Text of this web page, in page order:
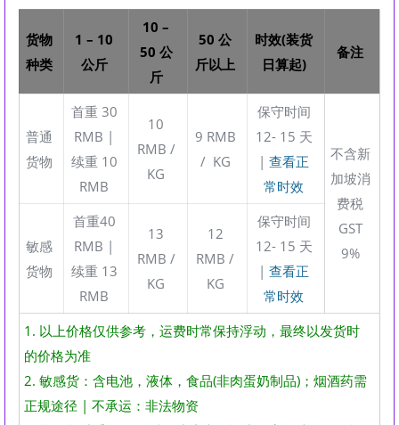
货物
种类
1 – 10
公斤
10 –
50 公
斤
50 公
斤以上
时效(装货
日算起)
备注
普通
货物
首重 30
RMB |
续重 10
RMB
10
RMB /
KG
9 RMB
/ KG
保守时间
12- 15 天
| 查看正
常时效
不含新
加坡消
费税
GST
9%
敏感
货物
首重40
RMB |
续重 13
RMB
13
RMB /
KG
12
RMB /
KG
保守时间
12- 15 天
| 查看正
常时效
1. 以上价格仅供参考，运费时常保持浮动，最终以发货时
的价格为准
2. 敏感货：含电池，液体，食品(非肉蛋奶制品)；烟酒药需
正规途径 | 不承运：非法物资